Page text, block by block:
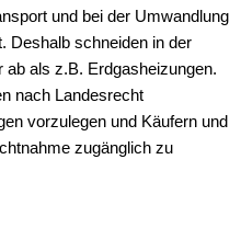
und bei der Umwandlung
Deshalb schneiden in der
als z.B. Erdgasheizungen.
nach Landesrecht
vorzulegen und Käufern und
zugänglich zu